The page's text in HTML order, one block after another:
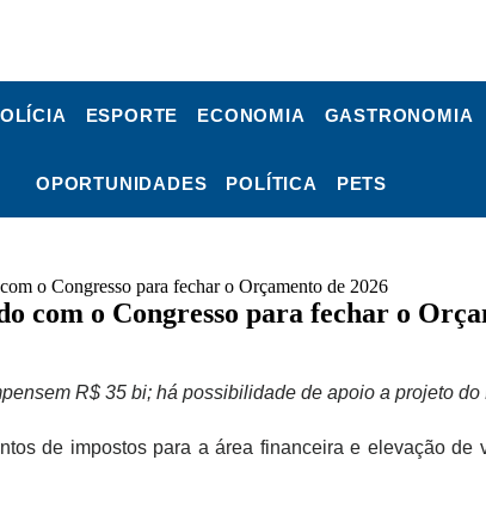
ESPORTE ECONOMIA GASTRONOMIA
OPORTUNIDADES POLÍTICA PETS
o Congresso para fechar o Orçamento de 2026
com o Congresso para fechar o
R$ 35 bi; há possibilidade de apoio a projeto
de impostos para a área financeira e elevação